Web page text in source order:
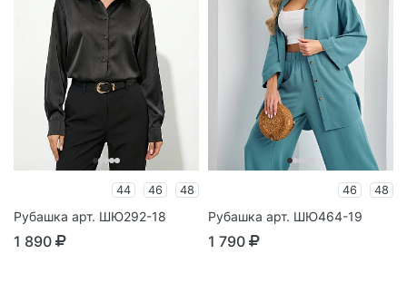
44 46 48
Рубашка арт. ШЮ292-18
1 890
46 48
Рубашка арт. ШЮ464-19
1 790